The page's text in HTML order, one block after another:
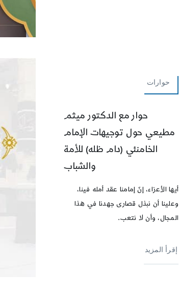
حوارات
حوار مع الدكتور ميثم
مطيعي حول توجيهات الإمام
الخامنئي (دام ظله) للأمة
والشباب
أيها الأعزاء، إنّ إمامنا عقد أمله فينا،
وعلينا أن نبذل قصارى جهدنا في هذا
المجال، وأن لا نتعب.
إقرأ المزيد